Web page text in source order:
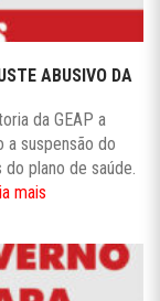
ABUSIVO DA
da GEAP a
a suspensão do
plano de saúde.
mais